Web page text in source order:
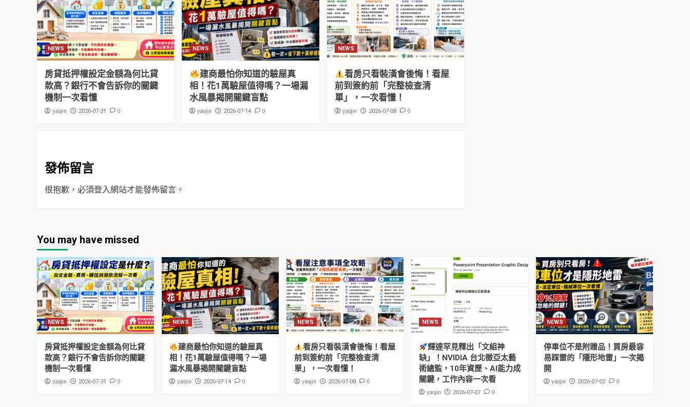
NEWS
房貸抵押權設定金額為何比貸
款高？銀行不會告訴你的關鍵
機制一次看懂
yaojin 2026-07-31 0
NEWS
建商最怕你知道的驗屋真
相！花1萬驗屋值得嗎？一場漏
水風暴揭開關鍵盲點
yaojin 2026-07-14 0
NEWS
看房只看裝潢會後悔！看屋
前到簽約前「完整檢查清
單」，一次看懂！
yaojin 2026-07-08 0
發佈留言
很抱歉，必須登入網站才能發佈留言。
You may have missed
NEWS
房貸抵押權設定金額為何比貸
款高？銀行不會告訴你的關鍵
機制一次看懂
yaojin 2026-07-31 0
NEWS
建商最怕你知道的驗屋真
相！花1萬驗屋值得嗎？一場
漏水風暴揭開關鍵盲點
yaojin 2026-07-14 0
NEWS
看房只看裝潢會後悔！看屋
前到簽約前「完整檢查清
單」，一次看懂！
yaojin 2026-07-08 0
NEWS
輝達罕見釋出「文組神
缺」！NVIDIA 台北徵亞太藝
術總監，10年資歷、AI能力成
關鍵，工作內容一次看
yaojin 2026-07-07 0
NEWS
停車位不是附贈品！買房最容
易踩雷的「隱形地雷」一次揭
開
yaojin 2026-07-02 0